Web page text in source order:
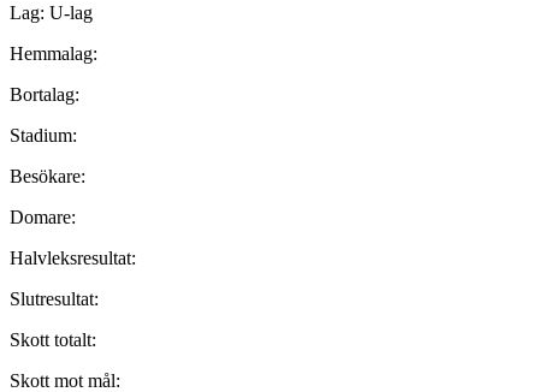
Lag: U-lag
Hemmalag:
Bortalag:
Stadium:
Besökare:
Domare:
Halvleksresultat:
Slutresultat:
Skott totalt:
Skott mot mål: